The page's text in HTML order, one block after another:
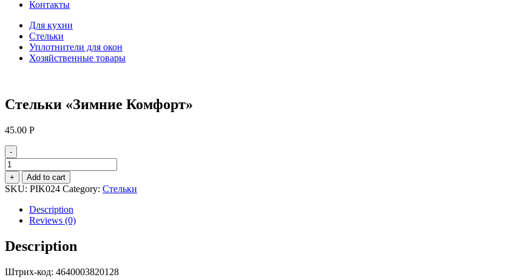
Контакты
Для кухни
Стельки
Уплотнители для окон
Хозяйственные товары
Стельки «Зимние Комфорт»
45.00 Р
-
Стельки
«Зимние
Комфорт»
quantity
+ Add to cart
SKU: PIK024 Category: Стельки
Description
Reviews (0)
Description
Штрих-код: 4640003820128